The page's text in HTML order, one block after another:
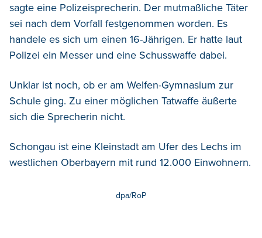
sagte eine Polizeisprecherin. Der mutmaßliche Täter
sei nach dem Vorfall festgenommen worden. Es
handele es sich um einen 16-Jährigen. Er hatte laut
Polizei ein Messer und eine Schusswaffe dabei.
Unklar ist noch, ob er am Welfen-Gymnasium zur
Schule ging. Zu einer möglichen Tatwaffe äußerte
sich die Sprecherin nicht.
Schongau ist eine Kleinstadt am Ufer des Lechs im
westlichen Oberbayern mit rund 12.000 Einwohnern.
dpa/RoP